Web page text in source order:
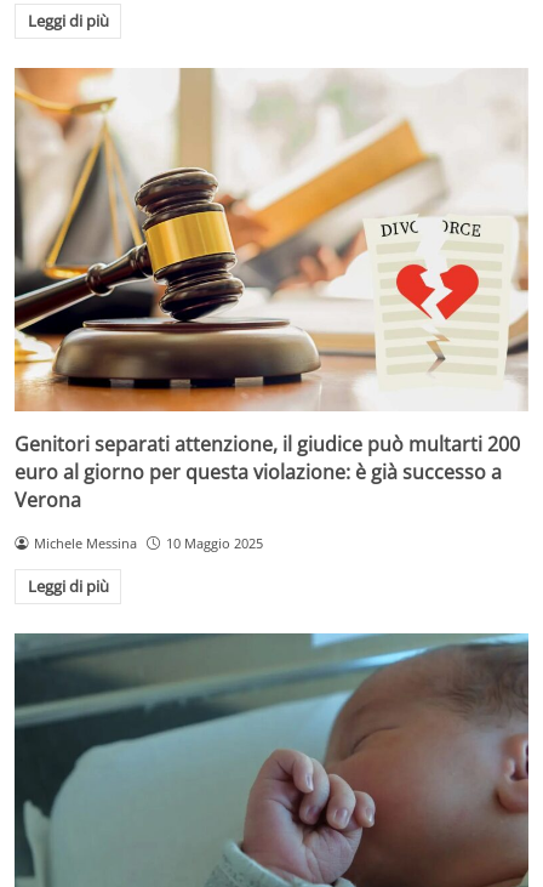
Leggi di più
Genitori separati attenzione, il giudice può multarti 200
euro al giorno per questa violazione: è già successo a
Verona
Michele Messina 10 Maggio 2025
Leggi di più